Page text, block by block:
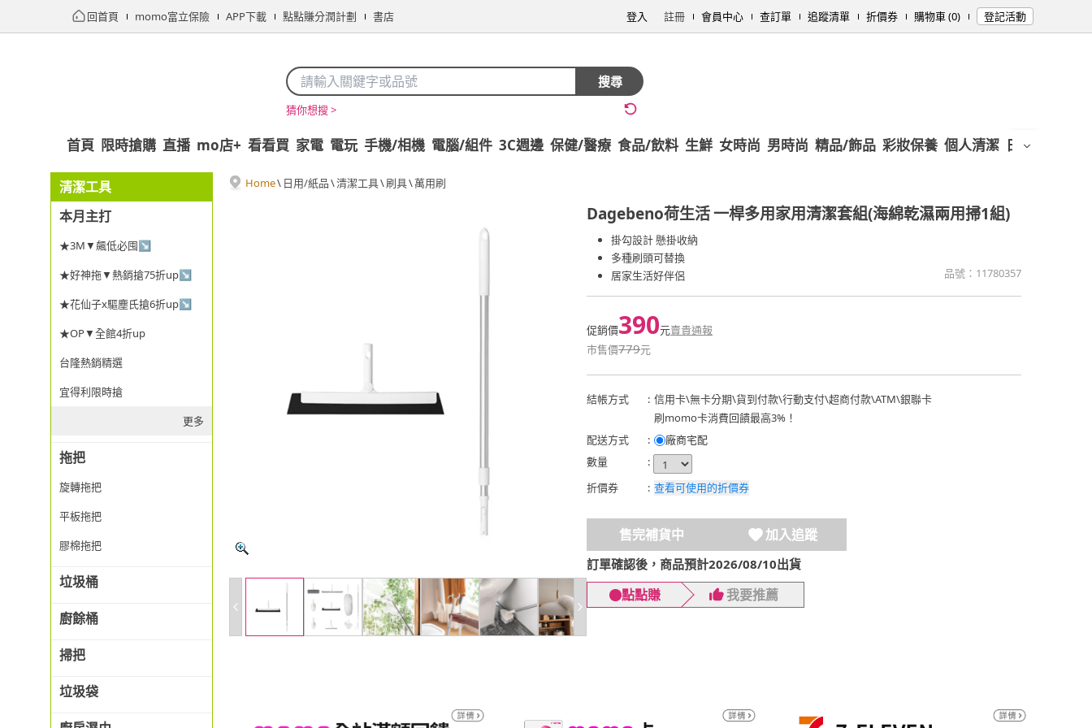
回首頁 momo富立保險 APP下載 點點賺分潤計劃 書店 登入 註冊 會員中心 查訂單 追蹤清單 折價券 購物車 (0) 登記活動
搜尋
猜你想搜 >
首頁 限時搶購 直播 mo店+ 看看買 家電 電玩 手機/相機 電腦/組件 3C週邊 保健/醫療 食品/飲料 生鮮 女時尚 男時尚 精品/飾品 彩妝保養 個人清潔 日用/紙品
清潔工具
本月主打
★3M▼飆低必囤↘
★好神拖▼熱銷搶75折up↘
★花仙子x驅塵氏搶6折up↘
★OP▼全館4折up
台隆熱銷精選
宜得利限時搶
更多
拖把
旋轉拖把
平板拖把
膠棉拖把
垃圾桶
廚餘桶
掃把
垃圾袋
Home\ 日用/紙品\清潔工具\刷具\萬用刷
Dagebeno荷生活一桿多用家用清潔套組(海綿乾濕兩用掃1組)
掛勾設計 懸掛收納
多種刷頭可替換
居家生活好伴侶
品號： 11780357
促銷價390元賣貴通報
市售價779元
結帳方式 : 信用卡\無卡分期\貨到付款\行動支付\超商付款\ATM\銀聯卡
刷momo卡消費回饋最高3%！
配送方式
:
廠商宅配
數量
:
折價券
: 查看可使用的折價券
售完補貨中 加入追蹤
訂單確認後，商品預計2026/08/10出貨
點點賺 我要推薦